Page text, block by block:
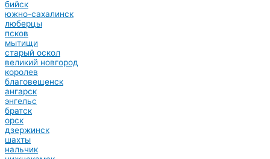
бийск
южно-сахалинск
люберцы
псков
мытищи
старый оскол
великий новгород
королев
благовещенск
ангарск
энгельс
братск
орск
дзержинск
шахты
нальчик